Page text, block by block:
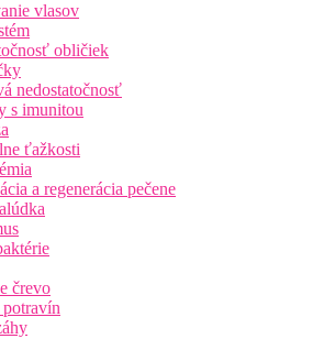
vlasov
obličiek
nedostatočnosť
s imunitou
ťažkosti
a regenerácia pečene
črevo